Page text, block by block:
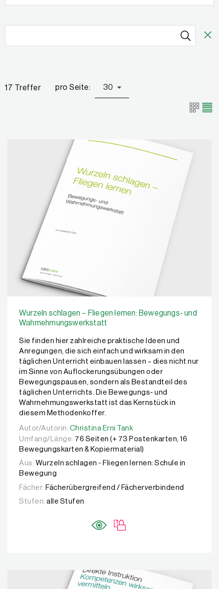
17 Treffer pro Seite: 30
Wurzeln schlagen – Fliegen lernen: Bewegungs- und
Wahrnehmungswerkstatt
Sie finden hier zahlreiche praktische Ideen und
Anregungen, die sich einfach und wirksam in den
täglichen Unterricht einbauen lassen – dies nicht nur
im Sinne von Auflockerungsübungen oder
Bewegungspausen, sondern als Bestandteil des
täglichen Unterrichts. Die Bewegungs- und
Wahrnehmungswerkstatt ist das Kernstück in
diesem Methodenkoffer.
Autor/Autorin: Christina Erni Tank
Autor/Autorin: Christina Erni Tank
Umfang/Länge: 76 Seiten (+ 73 Postenkarten, 16
Bewegungskarten & Kopiermaterial)
Aus: Wurzeln schlagen - Fliegen lernen: Schule in
Bewegung
Fächer: Fächerübergreifend / Fächerverbindend
Stufen: alle Stufen